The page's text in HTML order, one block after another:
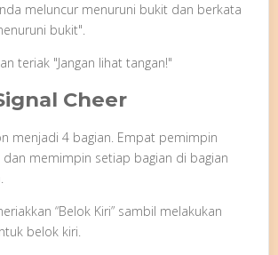
meluncur menuruni bukit dan berkata
bukit".
teriak "Jangan lihat tangan!"
Cheer
menjadi 4 bagian. Empat pemimpin
memimpin setiap bagian di bagian
“Belok Kiri” sambil melakukan
belok kiri.